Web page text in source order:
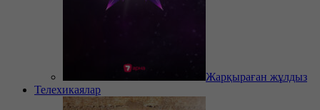
Жарқыраған жұлдыз
Телехикаялар